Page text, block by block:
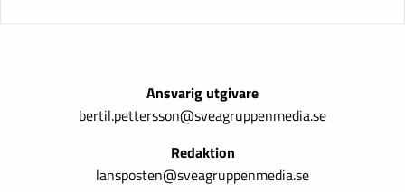
Ansvarig utgivare
bertil.pettersson@sveagruppenmedia.se
Redaktion
lansposten@sveagruppenmedia.se